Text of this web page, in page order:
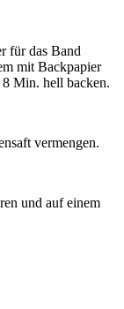
für das Band
mit Backpapier
Min. hell backen.
vermengen.
und auf einem